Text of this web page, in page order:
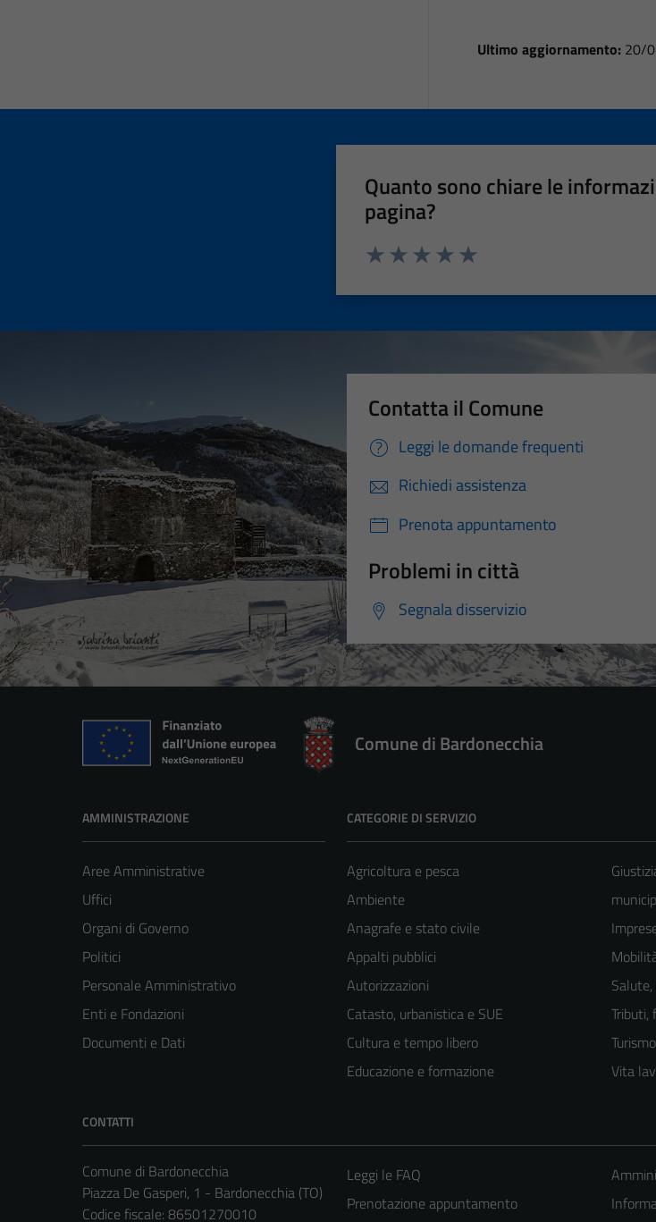
Ultimo aggiornamento: 20/
Quanto sono chiare le
pagina?
Contatta il Comune
Leggi le domande frequenti
Richiedi assistenza
Prenota appuntamento
Problemi in città
Segnala disservizio
Comune di Bardonecchia
AMMINISTRAZIONE
Aree Amministrative
Uffici
Organi di Governo
Politici
Personale Amministrativo
Enti e Fondazioni
Documenti e Dati
CATEGORIE DI SERVIZIO
Agricoltura e pesca
Ambiente
Anagrafe e stato civile
Appalti pubblici
Autorizzazioni
Catasto, urbanistica e SUE
Cultura e tempo libero
Educazione e formazione
Turismo
Vita
CONTATTI
Comune di Bardonecchia
Piazza De Gasperi, 1 - Bardonecchia (TO)
Codice fiscale: 86501270010
Leggi le FAQ
Prenotazione appuntamento